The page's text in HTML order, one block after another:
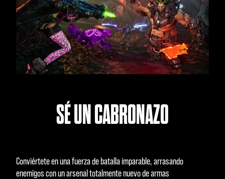
SÉ UN CABRONAZO
Conviértete en una fuerza de batalla imparable, arrasando
enemigos con un arsenal totalmente nuevo de armas